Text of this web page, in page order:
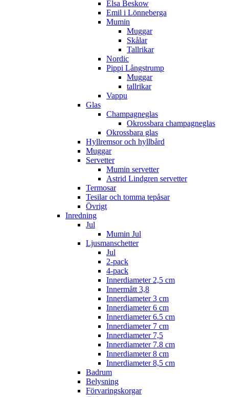
Elsa Beskow
Emil i Lönneberga
Mumin
Muggar
Skålar
Tallrikar
Nordic
Pippi Långstrump
Muggar
tallrikar
Vappu
Glas
Champagneglas
Okrossbara champagneglas
Okrossbara glas
Hyllremsor och hyllbård
Muggar
Servetter
Mumin servetter
Astrid Lindgren servetter
Termosar
Tesilar och tomma tepåsar
Övrigt
Inredning
Jul
Mumin Jul
Ljusmanschetter
Jul
2-pack
4-pack
Innerdiameter 2,5 cm
Innermått 3,8
Innerdiameter 3 cm
Innerdiameter 6 cm
Innerdiameter 6.5 cm
Innerdiameter 7 cm
Innerdiameter 7,5
Innerdiameter 7.8 cm
Innerdiameter 8 cm
Innerdiameter 8,5 cm
Badrum
Belysning
Förvaringskorgar